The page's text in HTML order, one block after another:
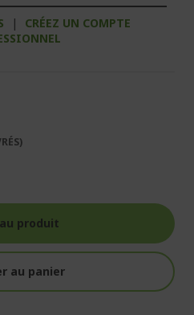
|
CRÉEZ UN COMPTE
produit
au panier